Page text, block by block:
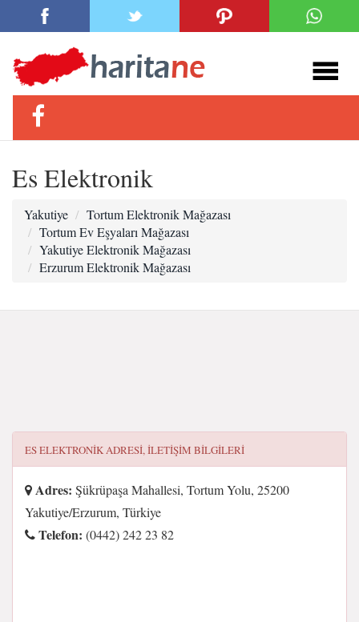
Es Elektronik
Yakutiye
Tortum Elektronik Mağazası
Tortum Ev Eşyaları Mağazası
Yakutiye Elektronik Mağazası
Erzurum Elektronik Mağazası
ES ELEKTRONIKADRESI, ILETIŞIM BILGILERI
Adres: Şükrüpaşa Mahallesi, Tortum Yolu, 25200
Yakutiye/Erzurum, Türkiye
Telefon: (0442) 242 23 82